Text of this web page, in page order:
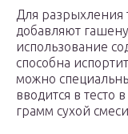
Для разрыхления
добавляют
использование
способна
можно
вводится в
грамм сухой